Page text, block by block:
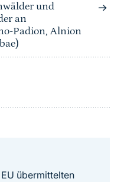
und
an
Padion, Alnion
übermittelten